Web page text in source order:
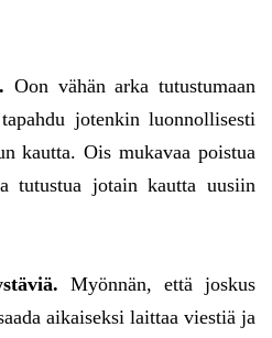
Oon vähän arka tutustumaan
jotenkin luonnollisesti
kautta. Ois mukavaa poistua
tutustua jotain kautta uusiin
Myönnän, että joskus
aikaiseksi laittaa viestiä ja